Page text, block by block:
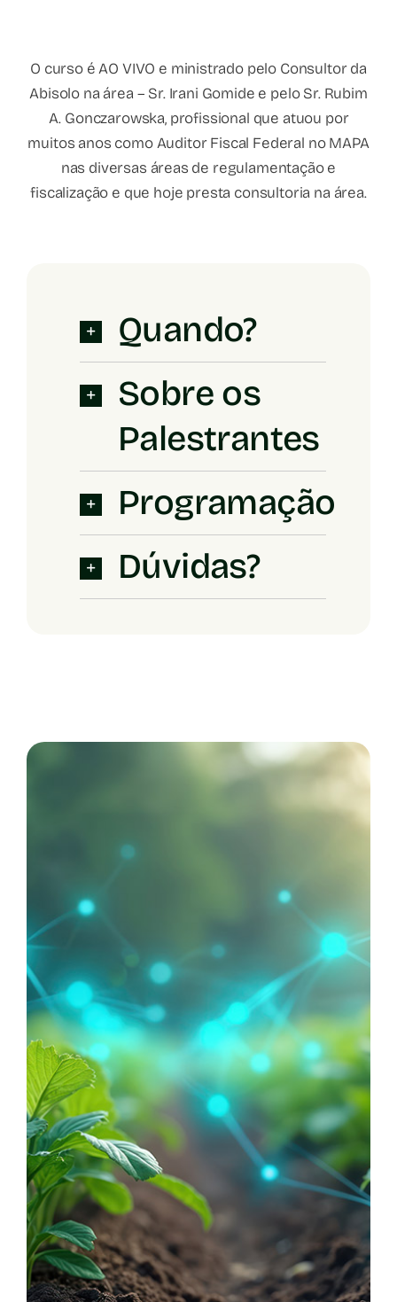
O curso é AO VIVO e ministrado pelo Consultor da
Abisolo na área – Sr. Irani Gomide e pelo Sr. Rubim
A. Gonczarowska, profissional que atuou por
muitos anos como Auditor Fiscal Federal no MAPA
nas diversas áreas de regulamentação e
fiscalização e que hoje presta consultoria na área.
Quando?
Sobre os
Palestrantes
Programação
Dúvidas?